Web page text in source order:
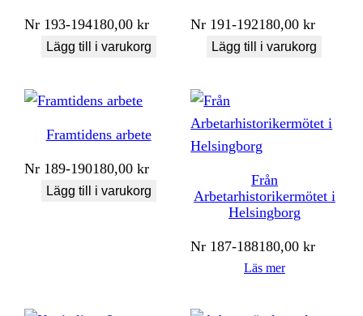
Nr 193-194180,00kr
Lägg till i varukorg
Nr 191-192180,00kr
Lägg till i varukorg
Framtidens arbete
Nr 189-190180,00kr
Lägg till i varukorg
Från
Arbetarhistorikermötet i
Helsingborg
Nr 187-188180,00kr
Läs mer